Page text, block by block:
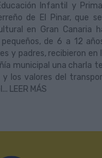
Infantil y
de El Pinar, que
en Gran Canaria
de 6 a 12
y padres, recibieron en
municipal una charla
y los valores del
LEER MÁS